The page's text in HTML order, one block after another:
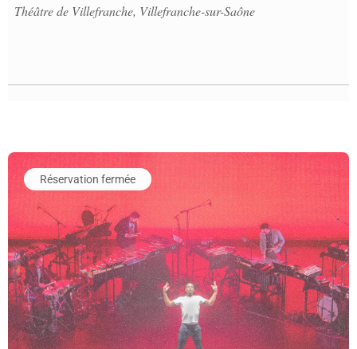
Théâtre de Villefranche, Villefranche-sur-Saône
En savoir plus sur l'événement METAMORPHOSIS
Réservation fermée